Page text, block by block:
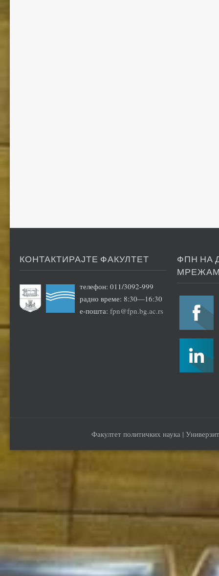
КОНТАКТИРАЈТЕ ФАКУЛТЕТ
телефон: 011/3092-999
радно време: 8:30—16:30
е-пошта:fpn@fpn.bg.ac.rs
ФПН НА
Факултет политичких наука |